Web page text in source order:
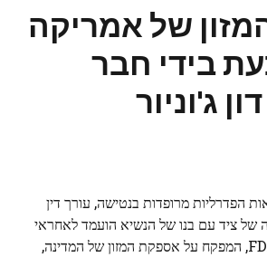
של אמריקה
בידי חבר
ג'וניור
הפדרליות מרופדות בנטישה, עורך דין
של ציד עם בנו של הנשיא הועמד לאחראי
על בטיחות המזון ב- FDA, המפקח על אספקת המזון של המדינה,